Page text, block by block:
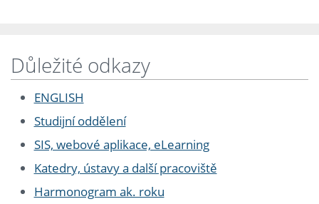
Důležité odkazy
ENGLISH
Studijní oddělení
SIS, webové aplikace, eLearning
Katedry, ústavy a další pracoviště
Harmonogram ak. roku